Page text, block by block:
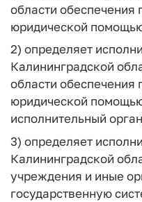
области обеспечения
юридической
2) определяет
Калининградской
области обеспечения
юридической
исполнительный
3) определяет
Калининградской
учреждения и иные
государственную